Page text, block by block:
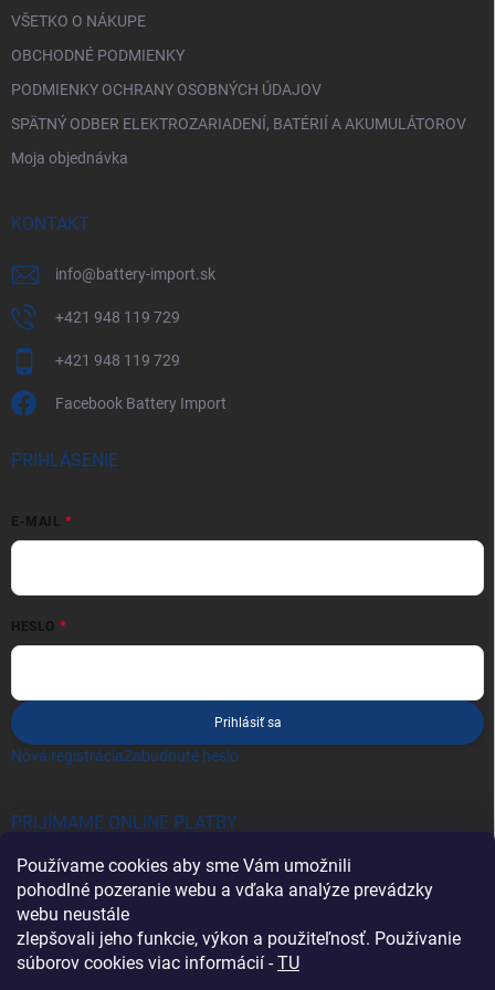
Používame cookies aby sme Vám umožnili
pohodlné pozeranie webu a vďaka analýze prevádzky
webu neustále
zlepšovali jeho funkcie, výkon a použiteľnosť. Používanie
súborov cookies viac informácií -TU
VŠETKO O NÁKUPE
OBCHODNÉ PODMIENKY
PODMIENKY OCHRANY OSOBNÝCH ÚDAJOV
SPÄTNÝ ODBER ELEKTROZARIADENÍ, BATÉRIÍ A AKUMULÁTOROV
Moja objednávka
KONTAKT
info@battery-import.sk
+421 948 119 729
+421 948 119 729
Facebook Battery Import
PRIHLÁSENIE
E-MAIL
HESLO
Prihlásiť sa
Nová registráciaZabudnuté heslo
PRIJÍMAME ONLINE PLATBY